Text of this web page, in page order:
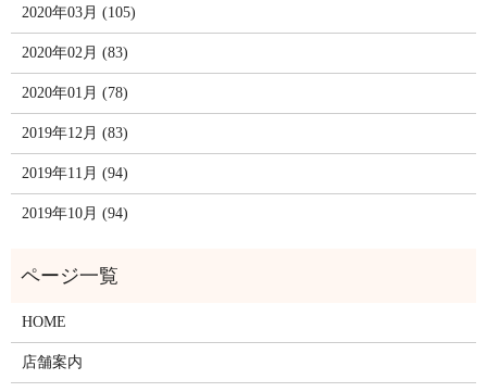
2020年03月 (105)
2020年02月 (83)
2020年01月 (78)
2019年12月 (83)
2019年11月 (94)
2019年10月 (94)
HOME
店舗案内